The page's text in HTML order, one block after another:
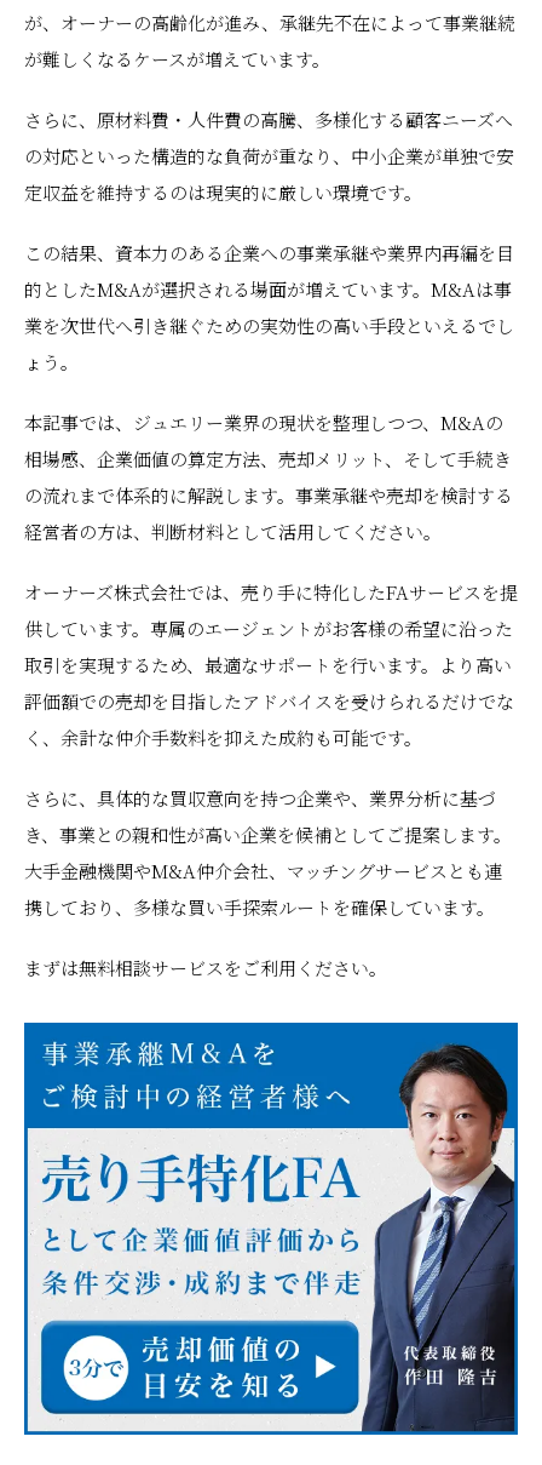
が、オーナーの高齢化が進み、承継先不在によって事業継続
が難しくなるケースが増えています。
さらに、原材料費・人件費の高騰、多様化する顧客ニーズへ
の対応といった構造的な負荷が重なり、中小企業が単独で安
定収益を維持するのは現実的に厳しい環境です。
この結果、資本力のある企業への事業承継や業界内再編を目
的としたM&Aが選択される場面が増えています。M&Aは事
業を次世代へ引き継ぐための実効性の高い手段といえるでし
ょう。
本記事では、ジュエリー業界の現状を整理しつつ、M&Aの
相場感、企業価値の算定方法、売却メリット、そして手続き
の流れまで体系的に解説します。事業承継や売却を検討する
経営者の方は、判断材料として活用してください。
オーナーズ株式会社では、売り手に特化したFAサービスを提
供しています。専属のエージェントがお客様の希望に沿った
取引を実現するため、最適なサポートを行います。より高い
評価額での売却を目指したアドバイスを受けられるだけでな
く、余計な仲介手数料を抑えた成約も可能です。
さらに、具体的な買収意向を持つ企業や、業界分析に基づ
き、事業との親和性が高い企業を候補としてご提案します。
大手金融機関やM&A仲介会社、マッチングサービスとも連
携しており、多様な買い手探索ルートを確保しています。
まずは無料相談サービスをご利用ください。